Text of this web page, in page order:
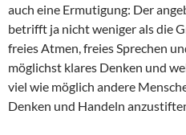
auch eine Ermutigung: Der
betrifft ja nicht weniger als die
freies Atmen, freies Sprechen
möglichst klares Denken und
viel wie möglich andere
Denken und Handeln